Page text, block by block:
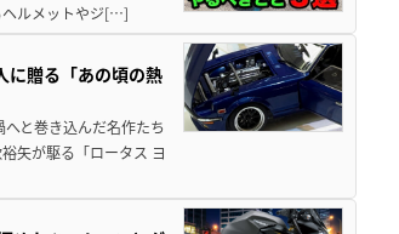
ヘルメットやジ[…]
に贈る「あの頃の熱
と巻き込んだ名作たち
矢が駆る「ロータス ヨ